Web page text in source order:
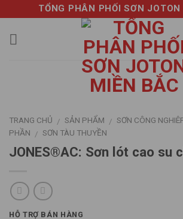
content
TỔNG PHÂN PHỐI SƠN JOTON
TRANG CHỦ / SẢN PHẨM / SƠN CÔNG
PHẦN / SƠN TÀU THUYỀN
JONES®AC: Sơn lót cao su
HỖ TRỢ BÁN HÀNG